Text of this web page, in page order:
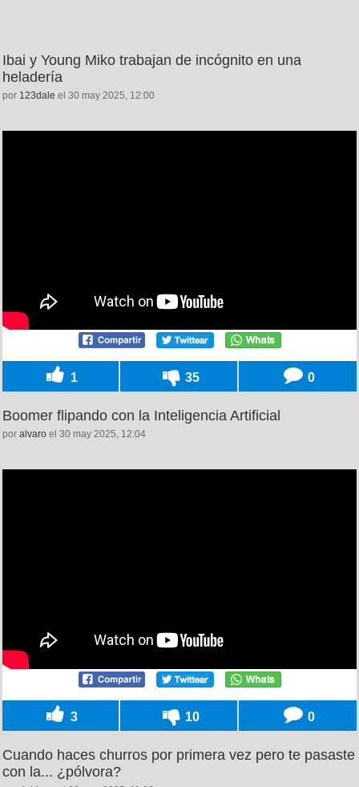
Ibai y Young Miko trabajan de incógnito en una
heladería
por 123dale el 30 may 2025, 12:00
1 35 0
Boomer flipando con la Inteligencia Artificial
por alvaro el 30 may 2025, 12:04
3 10 0
Cuando haces churros por primera vez pero te pasaste
con la... ¿pólvora?